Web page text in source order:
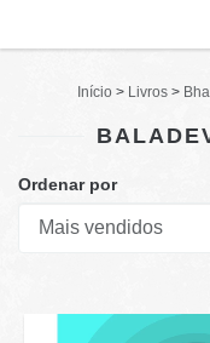
Início > Livros >
Ordenar por